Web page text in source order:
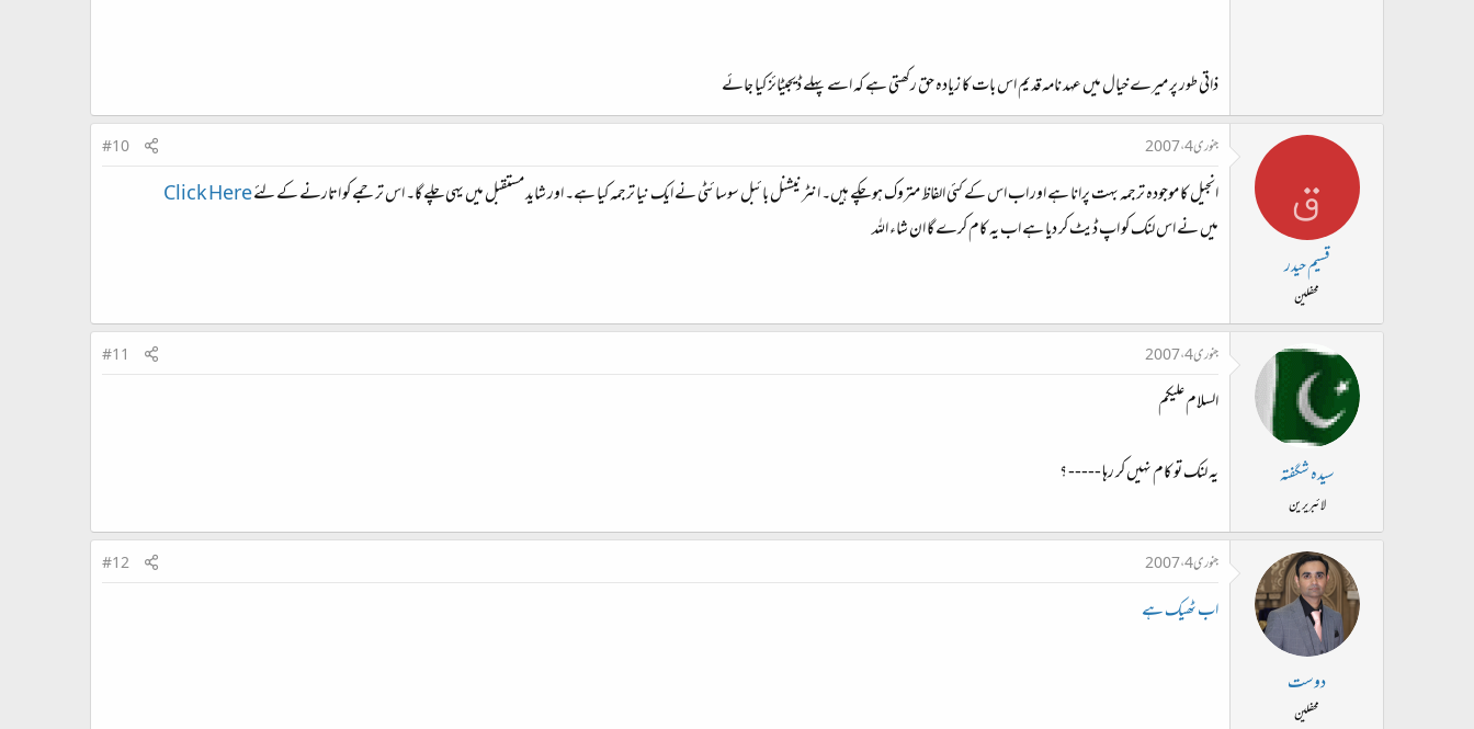
ذاتي طور پر ميرے خيال ميں عہد نامہ قديم اس بات کا زيادہ حق رکھتي ہے کہ اسے پہلے ڈيجيٹائز کيا جائے
ق
قسیم حیدر
محفلین
جنوری 4، 2007 #10
انجیل کا موجودہ ترجمہ بہت پرانا ہے اور اب اس کے کئی الفاظ متروک ہو چکے ہیں۔ انٹر نیشنل بائبل سوسائٹی نے ایک نیا ترجمہ کیا ہے۔ اور شاید مستقبل میں یہی چلے گا۔ اس ترجمے کو اتارنے کے لئےClick Here
میں نے اس لنک کو اپ ڈیٹ کر دیا ہے اب یہ کام کرے گا ان شاء اللہ
سیدہ شگفتہ
لائبریرین
جنوری 4، 2007 #11
السلام علیکم
یہ لنک تو کام نہیں کر رہا ----- ؟
دوست
محفلین
جنوری 4، 2007 #12
اب ٹھیک ہے